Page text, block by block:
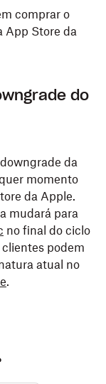
comprar o
App Store da
do
da
momento
da Apple.
mudará para
no final do ciclo
podem
atual no
.